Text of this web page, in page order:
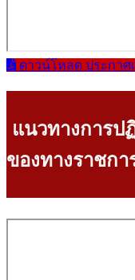
ดาวน์โหลด ประกาศ
แนวทางการป
ของทางราชกา